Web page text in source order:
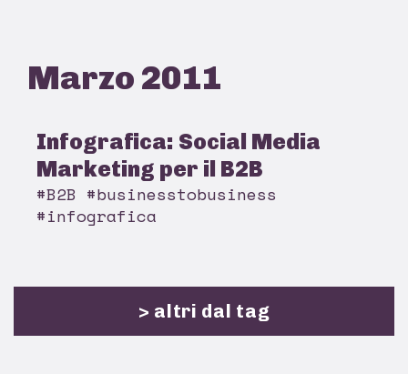
Marzo 2011
Infografica: Social Media
Marketing per il B2B
#B2B #businesstobusiness
#infografica
> altri dal tag